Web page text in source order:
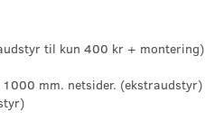
til kun 400 kr + montering)
mm. netsider. (ekstraudstyr)